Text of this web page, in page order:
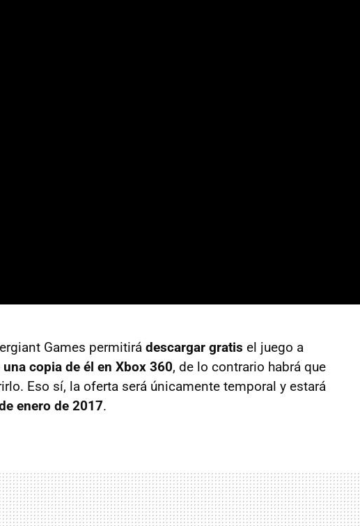
Games permitirá descargar gratis el juego a
una copia de él en Xbox 360, de lo contrario habrá que
Eso sí, la oferta será únicamente temporal y estará
enero de 2017.